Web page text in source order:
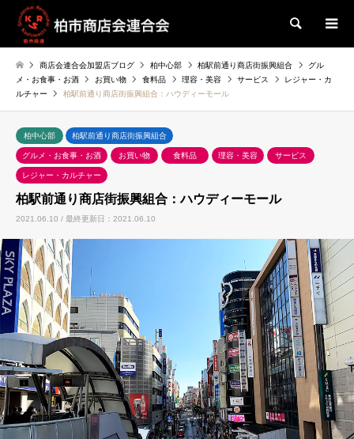
検索
商店会連合会加盟店ブログ 柏中心部 柏駅前通り商店街振興組合
グル
メ・お食事・お酒
お買い物 食料品 理容・美容 サービス
レジャー・カ
ルチャー
柏駅前通り商店街振興組合：ハウディーモール
柏中心部 柏駅前通り商店街振興組合
グルメ・お食事・お酒 お買い物 食料品 理容・美容 サービス
レジャー・カルチャー
柏駅前通り商店街振興組合：ハウディーモール
2021.06.10 / 最終更新日：2021.06.10